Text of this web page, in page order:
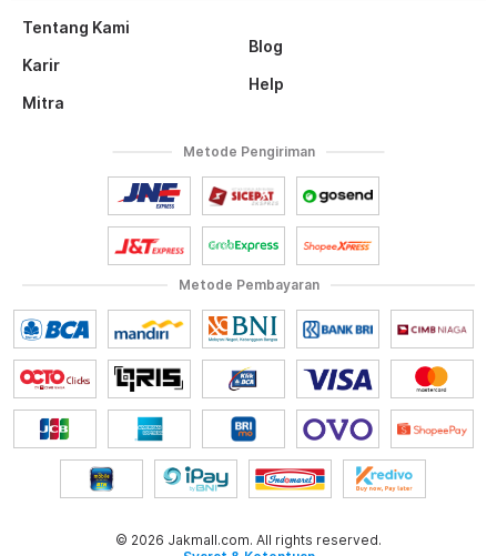
Tentang Kami
Karir
Mitra
Blog
Help
Metode Pembayaran
Metode Pengiriman
© 2026 Jakmall.com. All rights reserved.